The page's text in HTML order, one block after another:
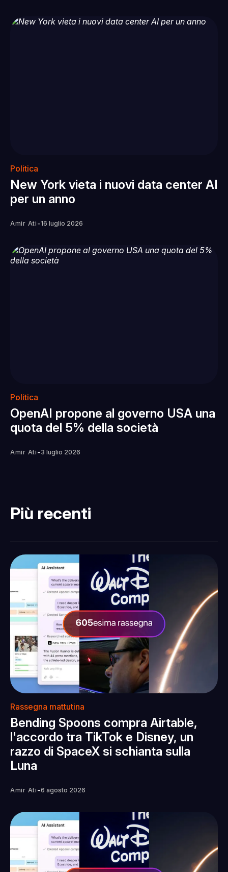
Politica
New York vieta i nuovi data center AI
per un anno
Amir Ati -16 luglio 2026
Politica
OpenAI propone al governo USA una
quota del 5% della società
Amir Ati -3 luglio 2026
Più recenti
Rassegna mattutina
Bending Spoons compra Airtable,
l'accordo tra TikTok e Disney, un
razzo di SpaceX si schianta sulla
Luna
Amir Ati -6 agosto 2026